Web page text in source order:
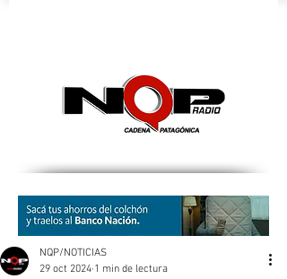
NQP/NOTICIAS
29 oct 2024 1 min de lectura